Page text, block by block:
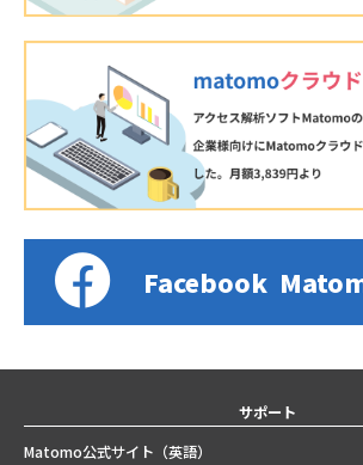
Facebook
サポート
Matomo公式サイト（英語）